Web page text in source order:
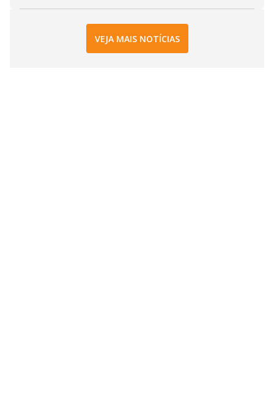
VEJA MAIS NOTÍCIAS